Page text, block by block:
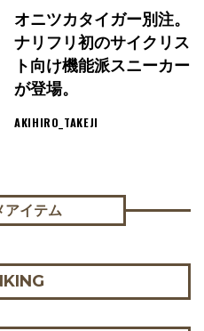
オニツカタイガー別注。
ナリフリ初のサイクリス
ト向け機能派スニーカー
が登場。
AKIHIRO_TAKEJI
アイテム